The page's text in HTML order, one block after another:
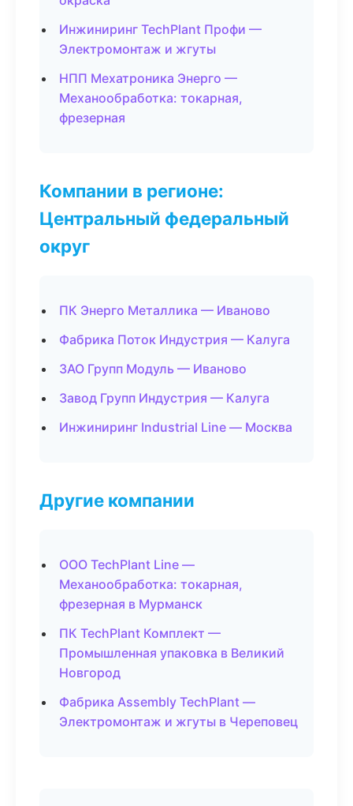
Инжиниринг TechPlant Профи —
Электромонтаж и жгуты
НПП Мехатроника Энерго —
Механообработка: токарная,
фрезерная
Компании в регионе:
Центральный федеральный
округ
ПК Энерго Металлика — Иваново
Фабрика Поток Индустрия — Калуга
ЗАО Групп Модуль — Иваново
Завод Групп Индустрия — Калуга
Инжиниринг Industrial Line — Москва
Другие компании
ООО TechPlant Line —
Механообработка: токарная,
фрезерная в Мурманск
ПК TechPlant Комплект —
Промышленная упаковка в Великий
Новгород
Фабрика Assembly TechPlant —
Электромонтаж и жгуты в Череповец